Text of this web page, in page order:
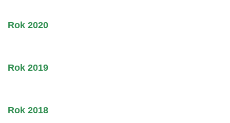
Rok 2020
Rok 2019
Rok 2018